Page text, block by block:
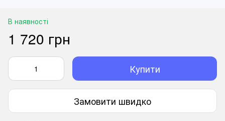
В наявності
1 720 грн
Купити
Замовити швидко